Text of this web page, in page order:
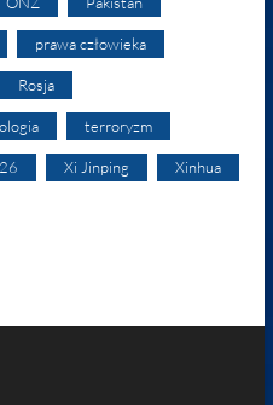
prawa człowieka
Rosja
terroryzm
Xi Jinping Xinhua